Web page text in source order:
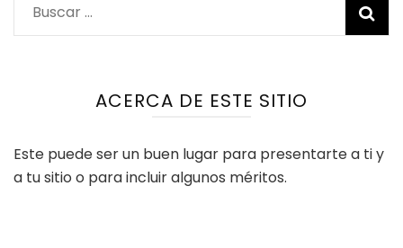
Buscar:
ACERCA DE ESTE SITIO
Este puede ser un buen lugar para presentarte a ti y
a tu sitio o para incluir algunos méritos.